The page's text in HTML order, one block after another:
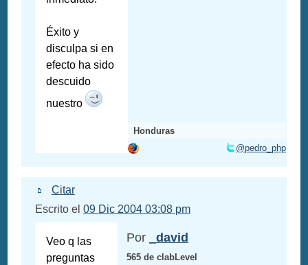
Éxito y
disculpa si en
efecto ha sido
descuido
nuestro
Honduras
@pedro_php
Citar
Escrito el09 Dic 2004 03:08 pm
Veo q las
preguntas
Por _david
565 de clabLevel